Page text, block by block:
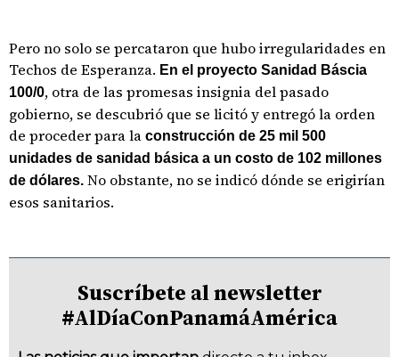
Pero no solo se percataron que hubo irregularidades en
Techos de Esperanza. En el proyecto Sanidad Báscia
100/0, otra de las promesas insignia del pasado
gobierno, se descubrió que se licitó y entregó la orden
de proceder para la construcción de 25 mil 500
unidades de sanidad básica a un costo de 102 millones
de dólares. No obstante,no se indicó dónde se erigirían
esos sanitarios.
Suscríbete al newsletter
#AlDíaConPanamáAmérica